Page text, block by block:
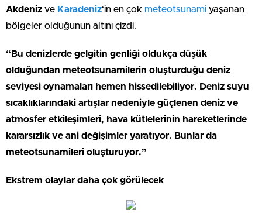
Akdeniz ve Karadeniz‘in en çok meteotsunami yaşanan
bölgeler olduğunun altını çizdi.
“Bu denizlerde gelgitin genliği oldukça düşük
olduğundan meteotsunamilerin oluşturduğu deniz
seviyesi oynamaları hemen hissedilebiliyor. Deniz suyu
sıcaklıklarındaki artışlar nedeniyle güçlenen deniz ve
atmosfer etkileşimleri, hava kütlelerinin hareketlerinde
kararsızlık ve ani değişimler yaratıyor. Bunlar da
meteotsunamileri oluşturuyor.”
Ekstrem olaylar daha çok görülecek